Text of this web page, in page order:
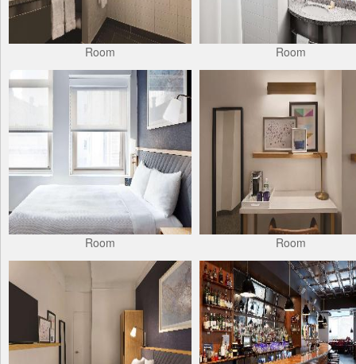
Room Room
Room Room